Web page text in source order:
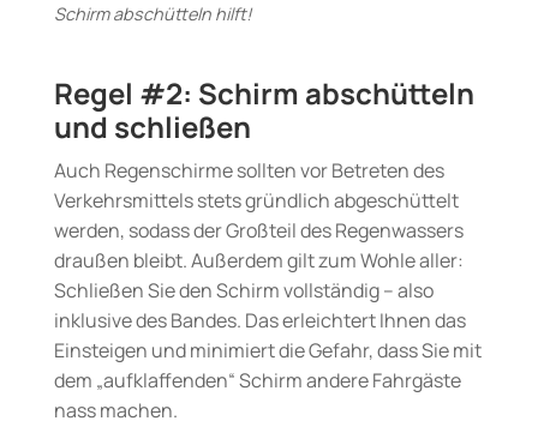
Schirm abschütteln hilft!
Regel #2: Schirm abschütteln
und schließen
Auch Regenschirme sollten vor Betreten des
Verkehrsmittels stets gründlich abgeschüttelt
werden, sodass der Großteil des Regenwassers
draußen bleibt. Außerdem gilt zum Wohle aller:
Schließen Sie den Schirm vollständig – also
inklusive des Bandes. Das erleichtert Ihnen das
Einsteigen und minimiert die Gefahr, dass Sie mit
dem „aufklaffenden“ Schirm andere Fahrgäste
nass machen.